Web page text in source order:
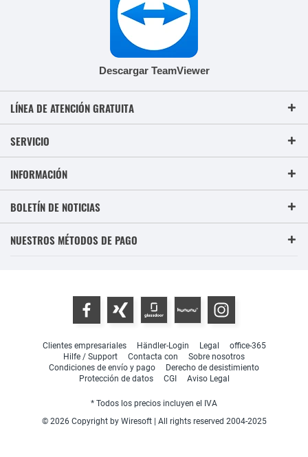
Descargar TeamViewer
LÍNEA DE ATENCIÓN GRATUITA
SERVICIO
INFORMACIÓN
BOLETÍN DE NOTICIAS
NUESTROS MÉTODOS DE PAGO
Clientes empresariales Händler-Login Legal
office-365
Hilfe / Support
Contacta con
Sobre nosotros
Condiciones de envío y pago
Derecho de desistimiento
Protección de datos
CGI Aviso Legal
* Todos los precios incluyen el IVA
© 2026 Copyright by Wiresoft | All rights reserved 2004-2025